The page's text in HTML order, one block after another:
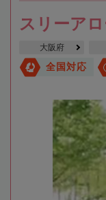
スリーア
大阪府
全国対応